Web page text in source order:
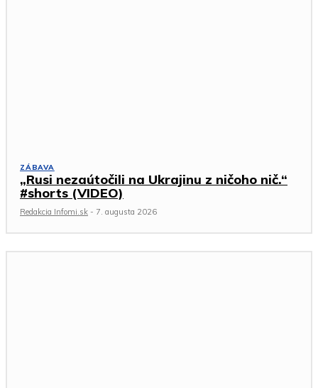
ZÁBAVA
„Rusi nezaútočili na Ukrajinu z ničoho nič.“
#shorts (VIDEO)
Redakcia Infomi.sk - 7. augusta 2026